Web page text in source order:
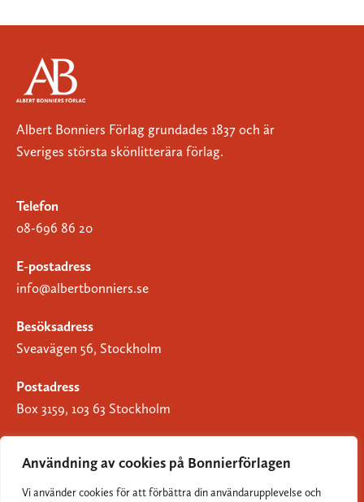
Användning av cookies på Bonnierförlagen
Vi använder cookies för att förbättra din användarupplevelse och
Albert Bonniers Förlag grundades 1837 och är
Sveriges största skönlitterära förlag.
Telefon
08-696 86 20
E-postadress
info@albertbonniers.se
Besöksadress
Sveavägen 56, Stockholm
Postadress
Box 3159, 103 63 Stockholm
Om Bonnierförlagen